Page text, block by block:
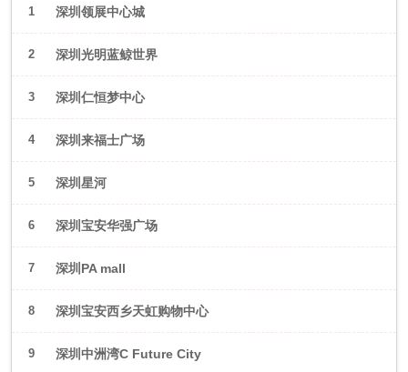
1 深圳领展中心城
2 深圳光明蓝鲸世界
3 深圳仁恒梦中心
4 深圳来福士广场
5 深圳星河
WORLD·COCOPark
6 深圳宝安华强广场
7 深圳PA mall
8 深圳宝安西乡天虹购物中心
9 深圳中洲湾C Future City